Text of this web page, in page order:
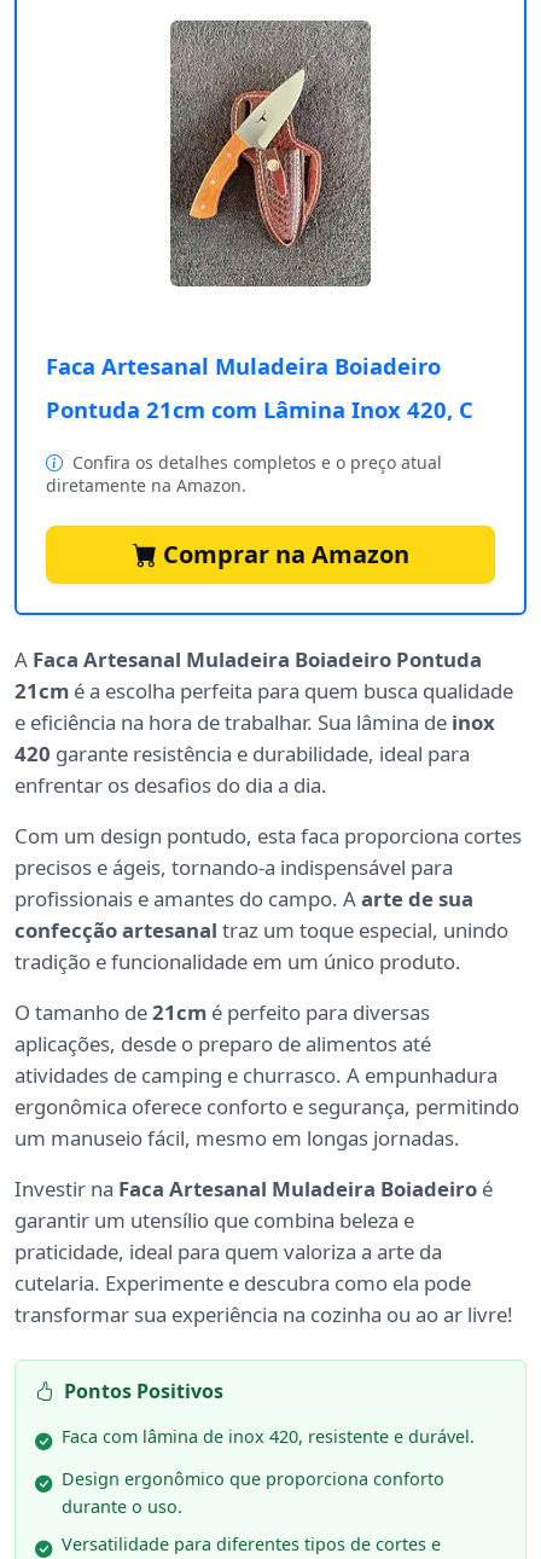
Faca Artesanal Muladeira Boiadeiro
Pontuda 21cm com Lâmina Inox 420, C
Confira os detalhes completos e o preço atual
diretamente na Amazon.
Comprar na Amazon
A Faca Artesanal Muladeira Boiadeiro Pontuda
21cm é a escolha perfeita para quem busca qualidade
e eficiência na hora de trabalhar. Sua lâmina de inox
420 garante resistência e durabilidade, ideal para
enfrentar os desafios do dia a dia.
Com um design pontudo, esta faca proporciona cortes
precisos e ágeis, tornando-a indispensável para
profissionais e amantes do campo. Aarte de sua
confecção artesanal traz um toque especial, unindo
tradição e funcionalidade em um único produto.
O tamanho de21cm é perfeito para diversas
aplicações, desde o preparo de alimentos até
atividades de camping e churrasco. A empunhadura
ergonômica oferece conforto e segurança, permitindo
um manuseio fácil, mesmo em longas jornadas.
Investir na Faca Artesanal Muladeira Boiadeiro é
garantir um utensílio que combina beleza e
praticidade, ideal para quem valoriza a arte da
cutelaria. Experimente e descubra como ela pode
transformar sua experiência na cozinha ou ao ar livre!
Pontos Positivos
Faca com lâmina de inox 420, resistente e durável.
Design ergonômico que proporciona conforto
durante o uso.
Versatilidade para diferentes tipos de cortes e